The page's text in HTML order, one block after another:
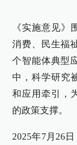
《实施意见》
消费、民生福
个智能体典型
中，科学研究
和应用牵引，
的政策支撑。
2025年7月26